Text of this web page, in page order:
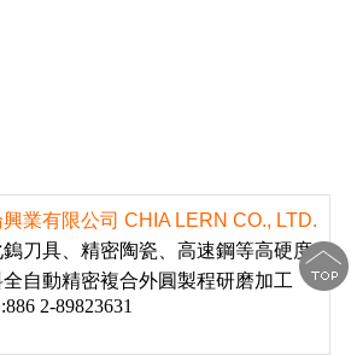
業有限公司 CHIA LERN CO., LTD.
鎢刀具、精密陶瓷、高速鋼等高硬度
全自動精密複合外圓製程研磨加工
2-89823631